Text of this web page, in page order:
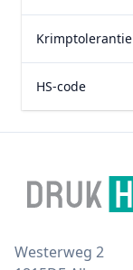
Krimptolerantie
HS-code
Postal address
Westerweg 2